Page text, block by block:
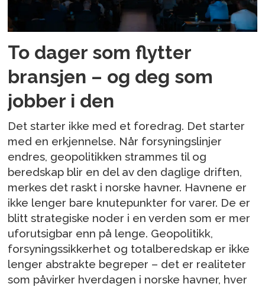
To dager som flytter
bransjen – og deg som
jobber i den
Det starter ikke med et foredrag. Det starter
med en erkjennelse. Når forsyningslinjer
endres, geopolitikken strammes til og
beredskap blir en del av den daglige driften,
merkes det raskt i norske havner. Havnene er
ikke lenger bare knutepunkter for varer. De er
blitt strategiske noder i en verden som er mer
uforutsigbar enn på lenge. Geopolitikk,
forsyningssikkerhet og totalberedskap er ikke
lenger abstrakte begreper – det er realiteter
som påvirker hverdagen i norske havner, hver